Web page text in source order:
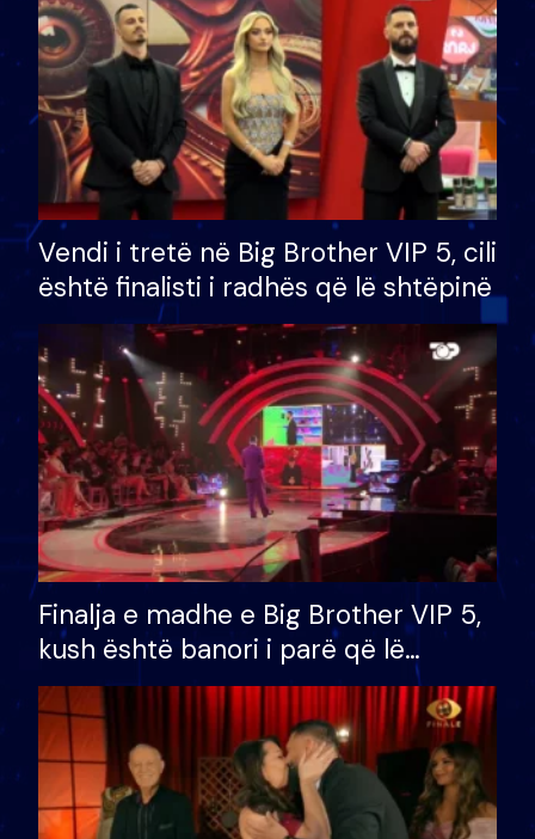
Vendi i tretë në Big Brother VIP 5, cili
është finalisti i radhës që lë shtëpinë
Finalja e madhe e Big Brother VIP 5,
kush është banori i parë që lë
shtëpinë dhe humb mundësinë për
të fituar çmimin e madh